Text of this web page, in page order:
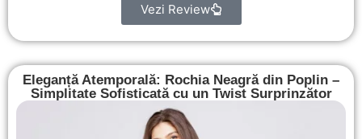
Vezi Review
Eleganță Atemporală: Rochia Neagră din Poplin –
Simplitate Sofisticată cu un Twist Surprinzător